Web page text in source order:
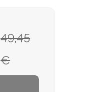
49,45
€